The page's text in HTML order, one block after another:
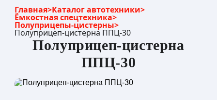
Главная>Каталог автотехники>
Ёмкостная спецтехника>
Полуприцепы-цистерны>
Полуприцеп-цистерна ППЦ-30
Полуприцеп-цистерна
ППЦ-30